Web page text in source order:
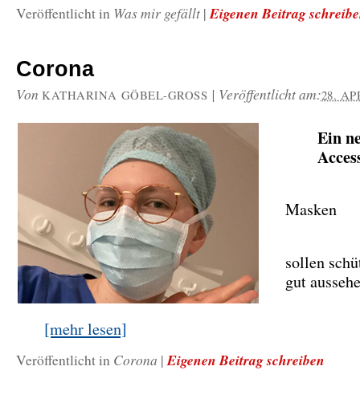
Veröffentlicht in Was mir gefällt | Eigenen Beitrag
Corona
Von KATHARINA GÖBEL-GROSS | Veröffentlicht am:28.
Ein
Masken
sollen
gut
[mehr lesen]
Veröffentlicht in Corona | Eigenen Beitrag schreiben